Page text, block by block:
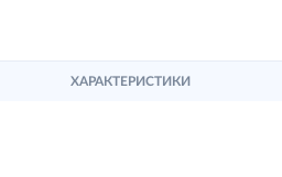
ХАРАКТЕРИСТИКИ